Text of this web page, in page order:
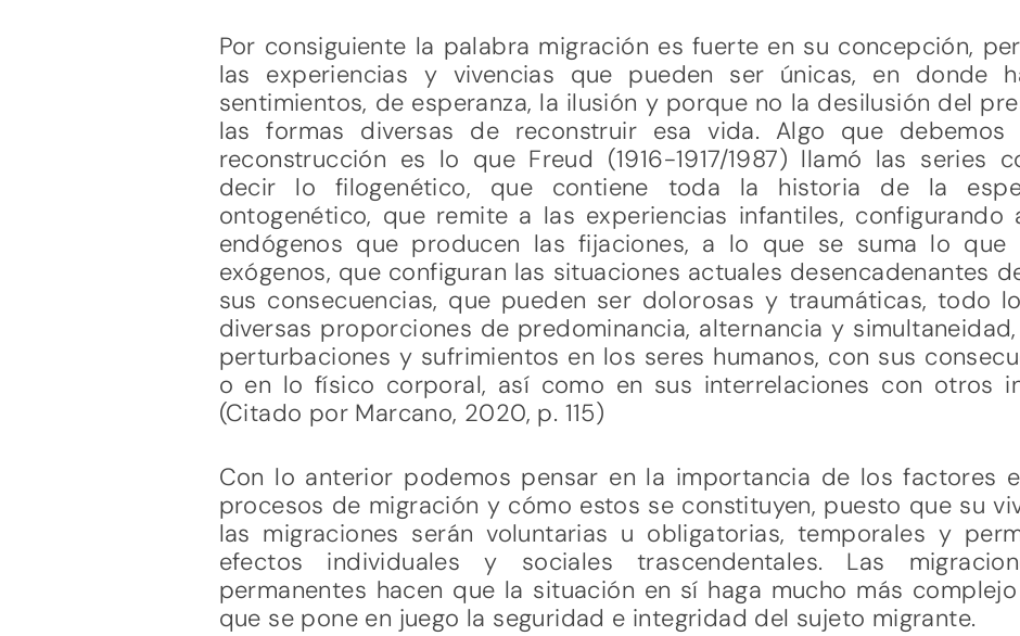
Por consiguiente la palabra migración es fuerte en su concepción,
las experiencias y vivencias que pueden ser únicas, en donde
sentimientos, de esperanza, la ilusión y porque no la desilusión del
las formas diversas de reconstruir esa vida. Algo que debemos
reconstrucción es lo que Freud (1916-1917/1987) llamó las series
decir lo filogenético, que contiene toda la historia de la
ontogenético, que remite a las experiencias infantiles, configurando
endógenos que producen las fijaciones, a lo que se suma lo que
exógenos, que configuran las situaciones actuales desencadenantes
sus consecuencias, que pueden ser dolorosas y traumáticas, todo
diversas proporciones de predominancia, alternancia y
perturbaciones y sufrimientos en los seres humanos, con sus
o en lo físico corporal, así como en sus interrelaciones con otros
(Citado por Marcano, 2020, p. 115)
Con lo anterior podemos pensar en la importancia de los factores
procesos de migración y cómo estos se constituyen, puesto que su
las migraciones serán voluntarias u obligatorias, temporales y
efectos individuales y sociales trascendentales. Las
permanentes hacen que la situación en sí haga mucho más
que se pone en juego la seguridad e integridad del sujeto migrante.